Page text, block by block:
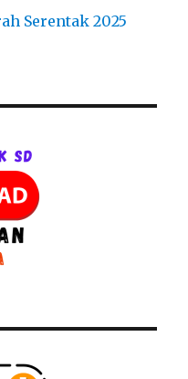
Serentak 2025